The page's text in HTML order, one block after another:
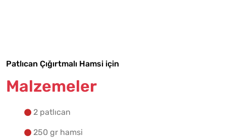
Patlıcan Çığırtmalı Hamsi için
Malzemeler
2 patlıcan
250 gr hamsi